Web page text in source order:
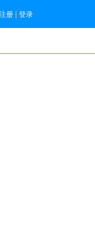
册 | 登录